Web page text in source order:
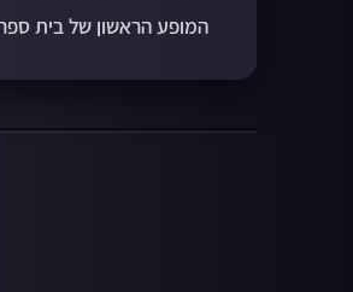
המופע הראשון של בית